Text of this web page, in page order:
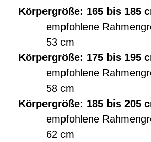
Körpergröße: 165 bis 185
empfohlene
53 cm
Körpergröße: 175 bis 195
empfohlene
58 cm
Körpergröße: 185 bis 205
empfohlene
62 cm